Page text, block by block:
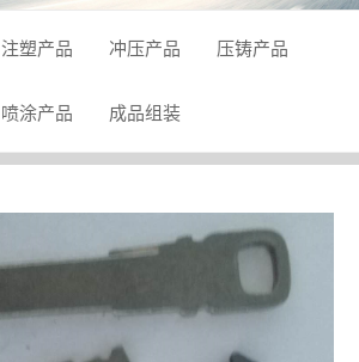
注塑产品 冲压产品 压铸产品
喷涂产品 成品组装